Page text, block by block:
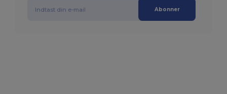
Abonner